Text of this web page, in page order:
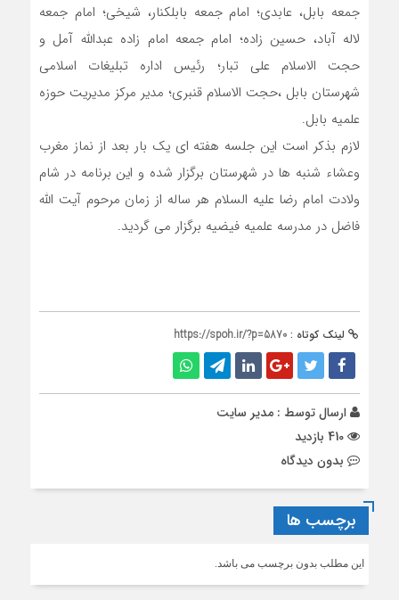
جمعه بابل، عابدی؛ امام جمعه بابلکنار، شیخی؛ امام جمعه
لاله آباد، حسین زاده؛ امام جمعه امام زاده عبدالله آمل و
حجت الاسلام علی تبار؛ رئیس اداره تبلیغات اسلامی
شهرستان بابل ،حجت الاسلام قنبری؛ مدیر مرکز مدیریت حوزه
علمیه بابل.
لازم بذکر است این جلسه هفته ای یک بار بعد از نماز مغرب
وعشاء شنبه ها در شهرستان برگزار شده و این برنامه در شام
ولادت امام رضا علیه السلام هر ساله از زمان مرحوم آیت الله
فاضل در مدرسه علمیه فیضیه برگزار می گردید.
لینک کوتاه : https://spoh.ir/?p=5870
ارسال توسط : مدیر سایت
بدون دیدگاه
برچسب ها
این مطلب بدون برچسب می باشد.